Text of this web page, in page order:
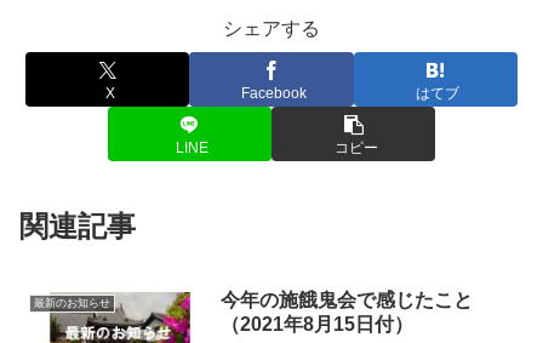
シェアする
X Facebook はてブ
LINE コピー
関連記事
最新のお知らせ
今年の施餓鬼会で感じたこと
（2021年8月15日付）